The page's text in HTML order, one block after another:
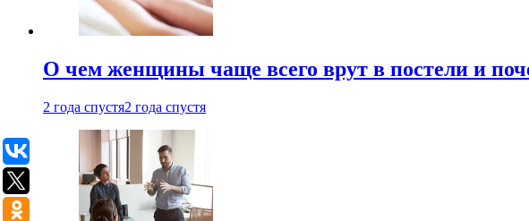
О чем женщины чаще всего врут в постели и
2 года спустя2 года спустя